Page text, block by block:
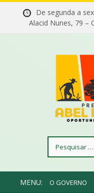
De segunda a
Alacid Nunes,
por:
MENU: O GOVERNO